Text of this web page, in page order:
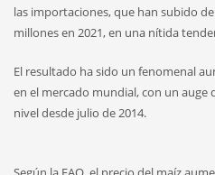
las importaciones, que han subido
millones en 2021, en una nítida
El resultado ha sido un fenomenal
en el mercado mundial, con un auge
nivel desde julio de 2014.